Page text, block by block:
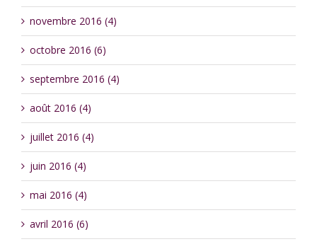
novembre 2016 (4)
octobre 2016 (6)
septembre 2016 (4)
août 2016 (4)
juillet 2016 (4)
juin 2016 (4)
mai 2016 (4)
avril 2016 (6)